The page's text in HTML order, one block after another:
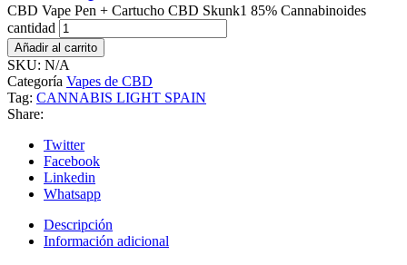
CBD Vape Pen + Cartucho CBD Skunk1 85% Cannabinoides
cantidad
Añadir al carrito
SKU: N/A
Categoría Vapes de CBD
Tag: CANNABIS LIGHT SPAIN
Share:
Twitter
Facebook
Linkedin
Whatsapp
Descripción
Información adicional